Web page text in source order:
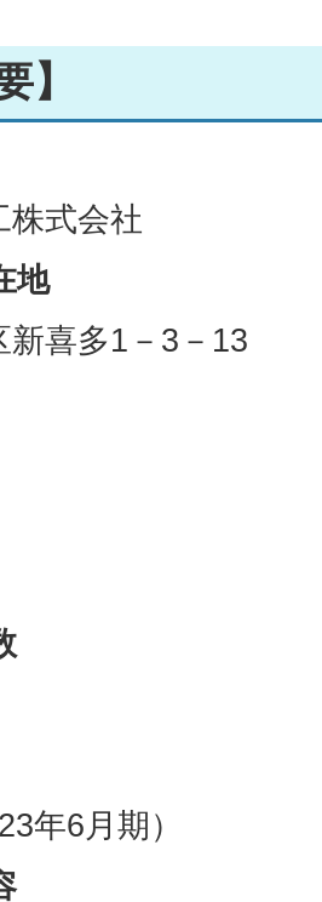
】
株式会社
地
新喜多1－3－13
年6月期）